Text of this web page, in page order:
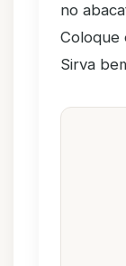
no
Coloque
Sirva